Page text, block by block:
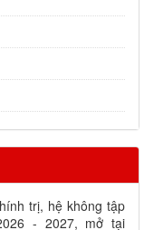
trị, hệ không tập
- 2027, mở tại